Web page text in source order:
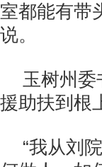
室都能有带
说。
玉树州
援助扶到根
“我从刘